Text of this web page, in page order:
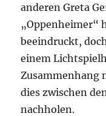
anderen Greta
„Oppenheimer“
beeindruckt,
einem
Zusammenhang
dies zwischen
nachholen.